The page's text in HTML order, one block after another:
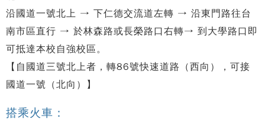
沿國道一號北上 → 下仁德交流道左轉 → 沿東門路往台
南市區直行 → 於林森路或長榮路口右轉→ 到大學路口即
可抵達本校自強校區。
【自國道三號北上者，轉86號快速道路（西向），可接
國道一號（北向）】
搭乘火車：